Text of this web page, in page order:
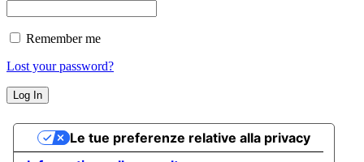
Remember me
Lost your password?
Le tue preferenze relative alla privacy